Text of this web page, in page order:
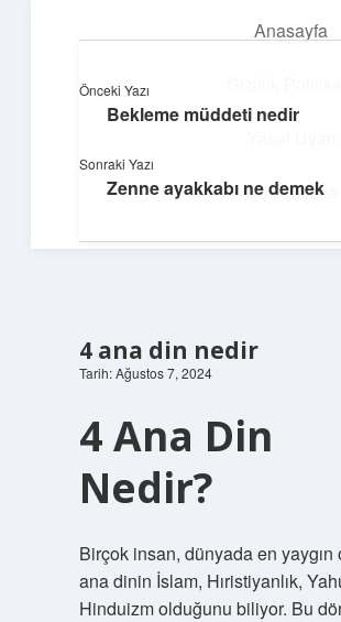
Anasayfa
Hakkımızda
Yaratıcı projelerle dünyanı inşa et!
4 ana din nedir
Tarih: Ağustos 7, 2024
4 Ana Din
Nedir?
Birçok insan, dünyada en yaygın
ana dinin İslam, Hıristiyanlık,
Hinduizm olduğunu biliyor. Bu
Önceki Yazı
Bekleme müddeti nedir
Sonraki Yazı
Zenne ayakkabı ne demek